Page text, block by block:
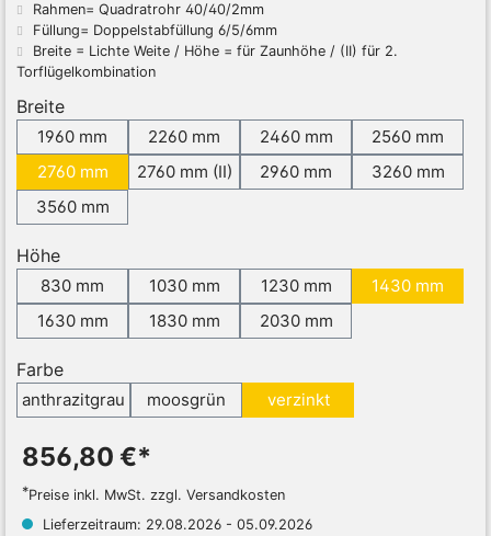
Rahmen= Quadratrohr 40/40/2mm
Füllung= Doppelstabfüllung 6/5/6mm
Breite = Lichte Weite / Höhe = für Zaunhöhe / (II) für 2.
Torflügelkombination
Breite
1960 mm 2260 mm 2460 mm
2560 mm
2760 mm
2760 mm (II) 2960 mm
3260 mm
3560 mm
Höhe
830 mm 1030 mm 1230 mm
1430 mm
1630 mm
1830 mm 2030 mm
Farbe
anthrazitgrau moosgrün verzinkt
856,80 €*
*Preise inkl. MwSt. zzgl. Versandkosten
Lieferzeitraum: 29.08.2026 - 05.09.2026